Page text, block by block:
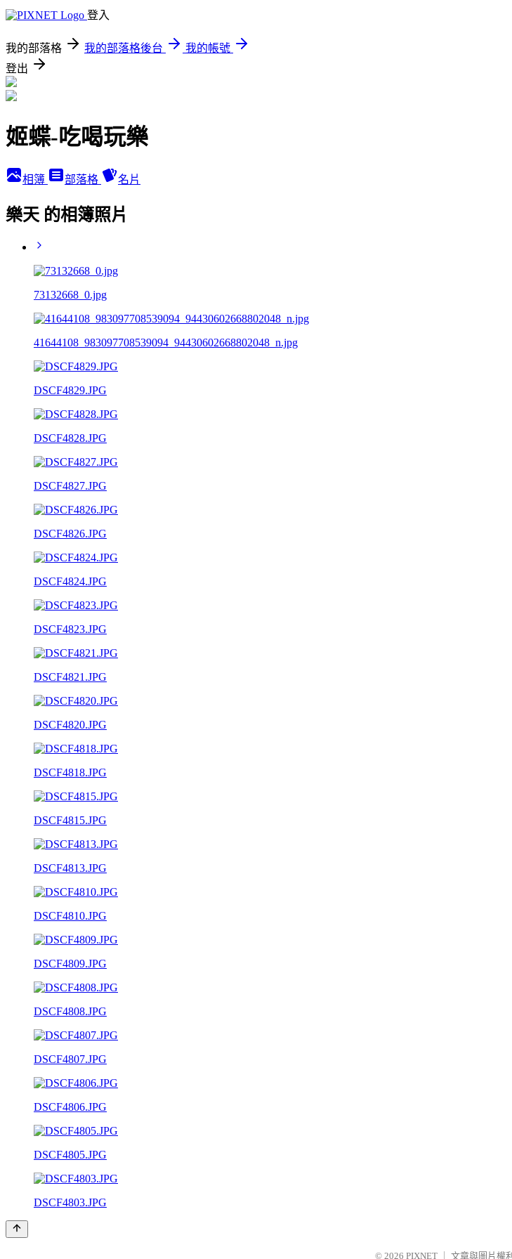
登入
我的部落格 我的部落格後台
我的帳號
登出
姬蝶-吃喝玩樂
相簿 部落格 名片
樂天 的相簿照片
73132668_0.jpg
41644108_983097708539094_94430602668802048_n.jpg
DSCF4829.JPG
DSCF4828.JPG
DSCF4827.JPG
DSCF4826.JPG
DSCF4824.JPG
DSCF4823.JPG
DSCF4821.JPG
DSCF4820.JPG
DSCF4818.JPG
DSCF4815.JPG
DSCF4813.JPG
DSCF4810.JPG
DSCF4809.JPG
DSCF4808.JPG
DSCF4807.JPG
DSCF4806.JPG
DSCF4805.JPG
DSCF4803.JPG
© 2026 PIXNET 文章與圖片權